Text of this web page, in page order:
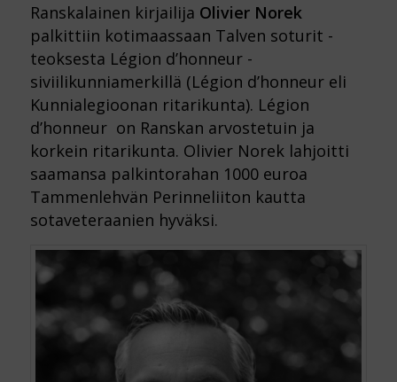
Ranskalainen kirjailija Olivier Norek
palkittiin kotimaassaan Talven soturit -
teoksesta Légion d’honneur -
siviilikunniamerkillä (Légion d’honneur eli
Kunnialegioonan ritarikunta). Légion
d’honneur on Ranskan arvostetuin ja
korkein ritarikunta. Olivier Norek lahjoitti
saamansa palkintorahan 1000 euroa
Tammenlehvän Perinneliiton kautta
sotaveteraanien hyväksi.